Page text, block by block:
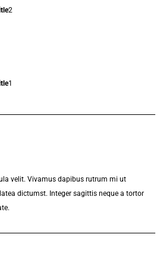
2
1
velit. Vivamus dapibus rutrum mi ut
dictumst. Integer sagittis neque a tortor